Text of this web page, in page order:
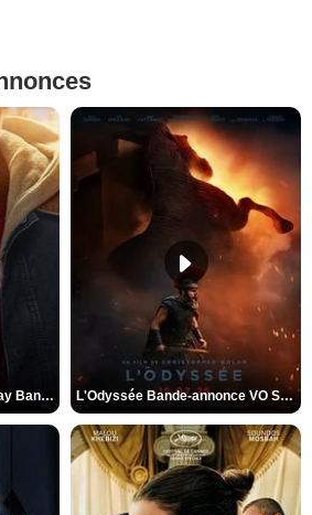
Spider-Man: Brand New Day Bande-annonce VO STFR L'Odyssée Bande-annonce VO STFR